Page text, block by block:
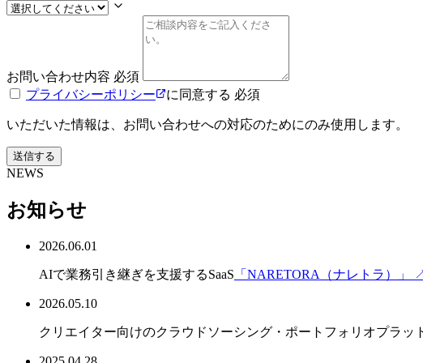
お問い合わせ内容 必須
プライバシーポリシー
に同意する 必須
いただいた情報は、お問い合わせへの対応のためにのみ使用します。
送信する
NEWS
お知らせ
2026.06.01
AIで業務引き継ぎを支援するSaaS 「NARETORA（ナレトラ）」
2026.05.10
クリエイター向けのクラウドソーシング・ポートフォリオプラッ